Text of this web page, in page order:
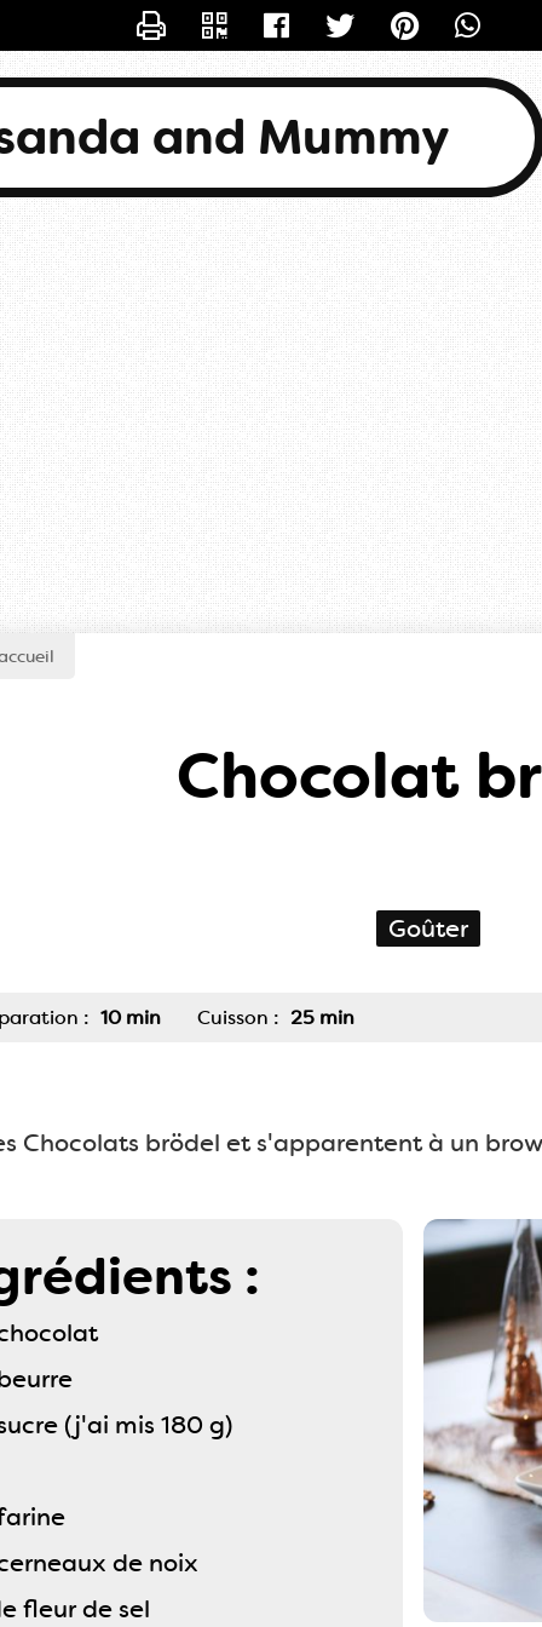
and Mummy
Chocolat
Goûter
: 10 min Cuisson : 25 min
Chocolats brödel et s'apparentent à un
:
(j'ai mis 180 g)
de noix
fleur de sel
CONTACTER BASANDA